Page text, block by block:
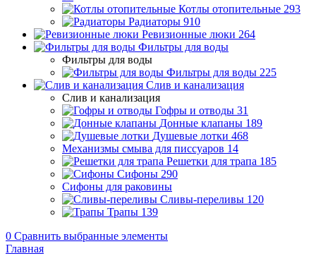
Котлы отопительные 293
Радиаторы 910
Ревизионные люки 264
Фильтры для воды
Фильтры для воды
Фильтры для воды 225
Слив и канализация
Слив и канализация
Гофры и отводы 31
Донные клапаны 189
Душевые лотки 468
Механизмы смыва для писсуаров 14
Решетки для трапа 185
Сифоны 290
Сифоны для раковины
Сливы-переливы 120
Трапы 139
0 Сравнить выбранные элементы
Главная